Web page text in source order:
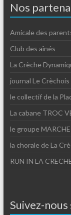
Nos
Amicale des
Club des aînés
La Crèche
journal Le Crèchois
le collectif de la
La cabane TROC
le groupe
la chorale de La
RUN IN LA
Suivez-